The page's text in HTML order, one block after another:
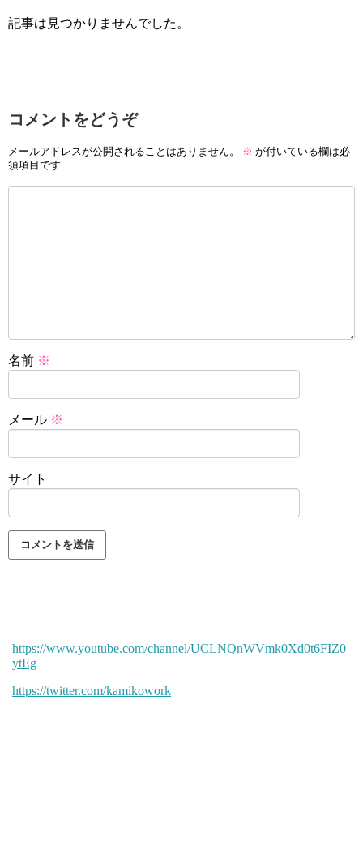
記事は見つかりませんでした。
コメントをどうぞ
メールアドレスが公開されることはありません。 ※ が付いている欄は必
須項目です
名前 ※
メール ※
サイト
https://www.youtube.com/channel/UCLNQnWVmk0Xd0t6FIZ0
ytEg
https://twitter.com/kamikowork